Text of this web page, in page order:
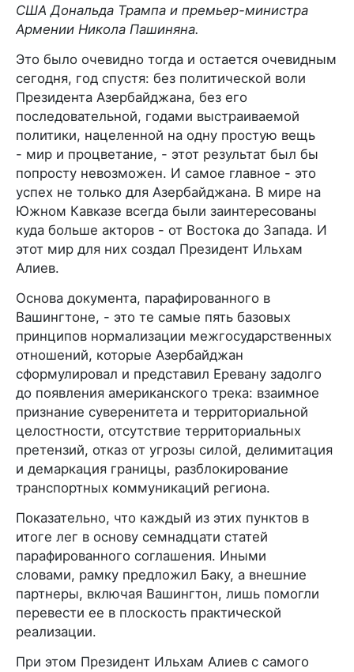
США Дональда Трампа и премьер-министра
Армении Никола Пашиняна.
Это было очевидно тогда и остается очевидным
сегодня, год спустя: без политической воли
Президента Азербайджана, без его
последовательной, годами выстраиваемой
политики, нацеленной на одну простую вещь
- мир и процветание, - этот результат был бы
попросту невозможен. И самое главное - это
успех не только для Азербайджана. В мире на
Южном Кавказе всегда были заинтересованы
куда больше акторов - от Востока до Запада. И
этот мир для них создал Президент Ильхам
Алиев.
Основа документа, парафированного в
Вашингтоне, - это те самые пять базовых
принципов нормализации межгосударственных
отношений, которые Азербайджан
сформулировал и представил Еревану задолго
до появления американского трека: взаимное
признание суверенитета и территориальной
целостности, отсутствие территориальных
претензий, отказ от угрозы силой, делимитация
и демаркация границы, разблокирование
транспортных коммуникаций региона.
Показательно, что каждый из этих пунктов в
итоге лег в основу семнадцати статей
парафированного соглашения. Иными
словами, рамку предложил Баку, а внешние
партнеры, включая Вашингтон, лишь помогли
перевести ее в плоскость практической
реализации.
При этом Президент Ильхам Алиев с самого